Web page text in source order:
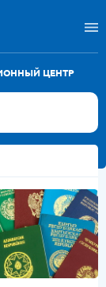
ЦЕНТР